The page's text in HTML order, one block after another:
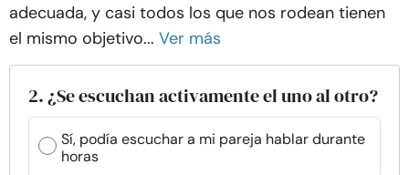
adecuada, y casi todos los que nos rodean tienen
el mismo objetivo... Ver más
2. ¿Se escuchan activamente el uno al otro?
Sí, podía escuchar a mi pareja hablar durante
horas